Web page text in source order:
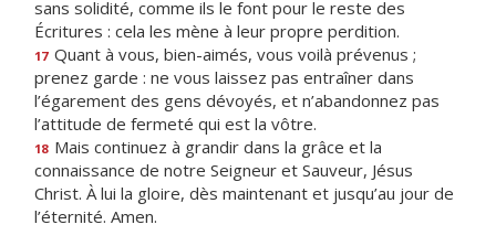
sans solidité, comme ils le font pour le reste des
Écritures : cela les mène à leur propre perdition.
17 Quant à vous, bien-aimés, vous voilà prévenus ;
prenez garde : ne vous laissez pas entraîner dans
l’égarement des gens dévoyés, et n’abandonnez pas
l’attitude de fermeté qui est la vôtre.
18 Mais continuez à grandir dans la grâce et la
connaissance de notre Seigneur et Sauveur, Jésus
Christ. À lui la gloire, dès maintenant et jusqu’au jour de
l’éternité. Amen.